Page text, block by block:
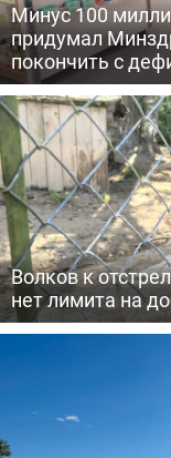
Минус 100
придумал
покончить с
Волков к
нет лимита на